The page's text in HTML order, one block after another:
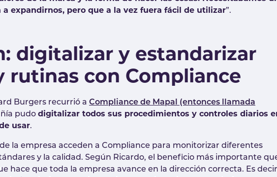
expandirnos, pero que a la vez fuera fácil de utilizar”.
digitalizar y estandarizar
rutinas con Compliance
Burgers recurrió a Compliance de Mapal (entonces llamada
pudo digitalizar todos sus procedimientos y controles diarios
usar.
la empresa acceden a Compliance para monitorizar diferentes
y la calidad. Según Ricardo, el beneficio más importante
hace que toda la empresa avance en la dirección correcta. Es